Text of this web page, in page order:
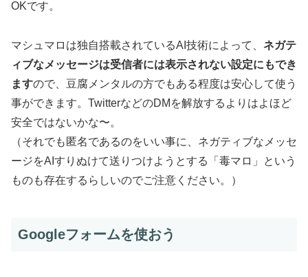
OKです。
マシュマロは独自搭載されているAI技術によって、 ネガテ
ィブなメッセージは受信者には表示されない設定にもでき
ますので、豆腐メンタルの方でもある程度は安心して使う
事ができます。TwitterなどのDMを解放するよりはよほど
安全ではないかな〜。
（それでも匿名であるのをいい事に、ネガティブなメッセ
ージをAIすりぬけて送りつけようとする「毒マロ」という
ものも存在するらしいのでご注意ください。）
Googleフォームを使おう